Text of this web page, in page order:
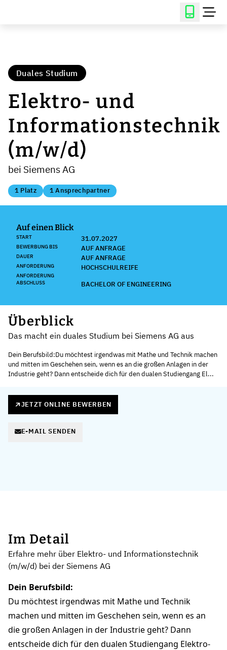
Duales Studium
Elektro- und
Informationstechnik
(m/w/d)
bei Siemens AG
1 Platz 1 Ansprechpartner
Auf einen Blick
START 31.07.2027
BEWERBUNG BIS AUF ANFRAGE
DAUER AUF ANFRAGE
ANFORDERUNG HOCHSCHULREIFE
ANFORDERUNG
ABSCHLUSS
BACHELOR OF ENGINEERING
Überblick
Das macht ein duales Studium bei Siemens AG aus
Dein Berufsbild:Du möchtest irgendwas mit Mathe und Technik machen
und mitten im Geschehen sein, wenn es an die großen Anlagen in der
Industrie geht? Dann entscheide dich für den dualen Studiengang El...
JETZT ONLINE BEWERBEN
E-MAIL SENDEN
Im Detail
Erfahre mehr über Elektro- und Informationstechnik
(m/w/d) bei der Siemens AG
Dein Berufsbild:
Du möchtest irgendwas mit Mathe und Technik
machen und mitten im Geschehen sein, wenn es an
die großen Anlagen in der Industrie geht? Dann
entscheide dich für den dualen Studiengang Elektro-